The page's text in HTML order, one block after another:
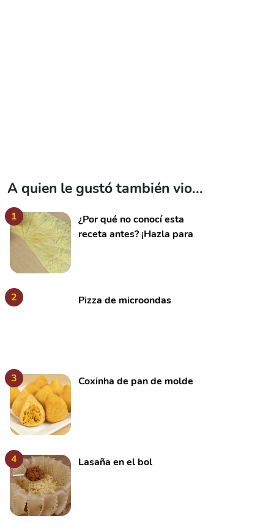
A quien le gustó también vio...
1
¿Por qué no conocí esta
receta antes? ¡Hazla para
2 Pizza de microondas
3 Coxinha de pan de molde
4 Lasaña en el bol